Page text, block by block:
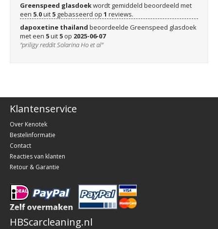
Greenspeed glasdoekwordt gemiddeld beoordeeld met
een 5.0uit 5 gebasseerd op 1 reviews.
dapoxetine thailand beoordeelde Greenspeed glasdoek
met een 5uit 5 op 2025-06-07
"priligy reddit Solarina Ho et al"
Klantenservice
Over Kenotek
Bestelinformatie
Contact
Reacties van klanten
Retour & Garantie
HBScarcleaning.nl